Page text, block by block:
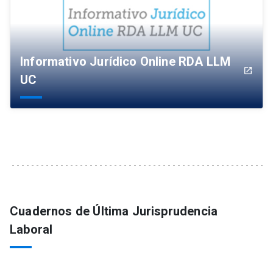
Informativo Jurídico Online RDA LLM
UC
launch
Cuadernos de Última Jurisprudencia
Laboral